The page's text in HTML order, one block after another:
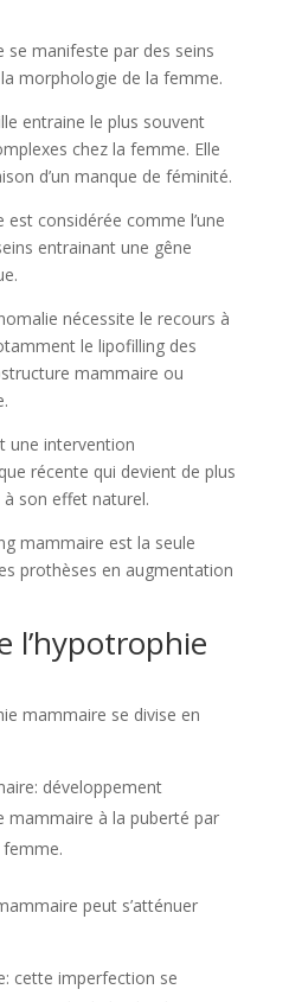
se manifeste par des seins
morphologie de la femme.
entraine le plus souvent
chez la femme. Elle
d’un manque de féminité.
est considérée comme l’une
entrainant une gêne
nécessite le recours à
le lipofilling des
mammaire ou
une intervention
récente qui devient de plus
son effet naturel.
mammaire est la seule
prothèses en augmentation
l’hypotrophie
mammaire se divise en
développement
mammaire à la puberté par
peut s’atténuer
cette imperfection se